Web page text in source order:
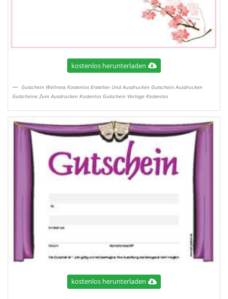
kostenlos herunterladen
Gutschein Wellness Kostenlos Erstellen Und Ausdrucken Gutschein Ausdrucken
Gutscheine Zum Ausdrucken Kostenlos Gutschein Vorlage Kostenlos
kostenlos herunterladen